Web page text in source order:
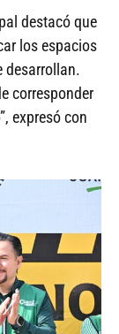
destacó que
los espacios
desarrollan.
corresponder
expresó con